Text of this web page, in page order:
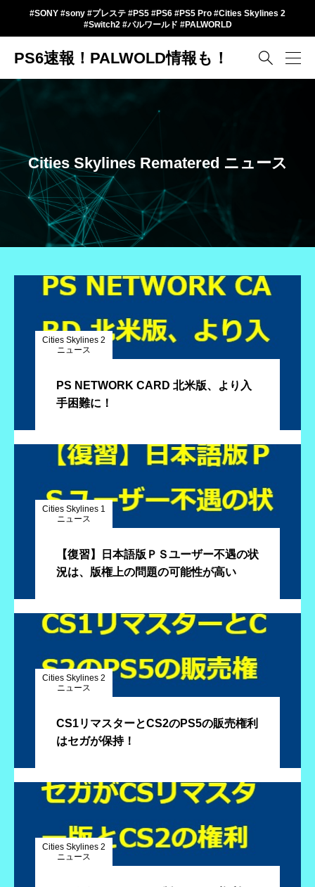
#SONY #sony #プレステ #PS5 #PS6 #PS5 Pro #Cities Skylines 2
#Switch2 #パルワールド #PALWORLD
PS6速報！PALWOLD情報も！ 
Cities Skylines Rematered ニュース
Cities Skylines 2
ニュース
PS NETWORK CARD 北米版、より入
手困難に！
Cities Skylines 1
ニュース
【復習】日本語版ＰＳユーザー不遇の状
況は、版権上の問題の可能性が高い
Cities Skylines 2
ニュース
CS1リマスターとCS2のPS5の販売権利
はセガが保持！
Cities Skylines 2
ニュース